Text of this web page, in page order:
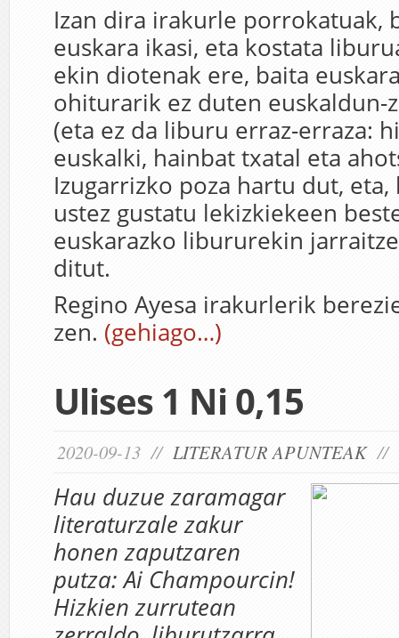
Izan dira irakurle porrokatuak,
euskara ikasi, eta kostata
ekin diotenak ere, baita
ohiturarik ez duten euskaldun-
(eta ez da liburu erraz-erraza:
euskalki, hainbat txatal eta
Izugarrizko poza hartu dut,
ustez gustatu lekizkiekeen
euskarazko libururekin
ditut.
Regino Ayesa irakurlerik
zen. (gehiago…)
Ulises 1 Ni 0,15
2020-09-13 // LITERATUR APUNTEAK//
Hau duzue zaramagar
literaturzale zakur
honen zaputzaren
putza: Ai Champourcin!
Hizkien zurrutean